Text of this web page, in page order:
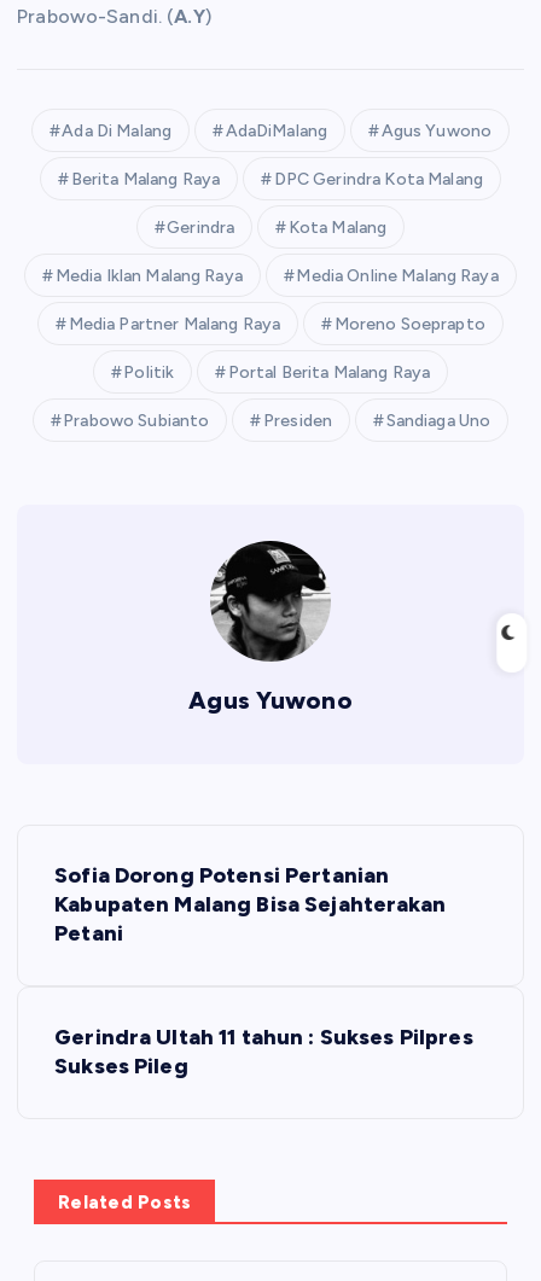
Prabowo-Sandi. (A.Y)
Ada Di Malang AdaDiMalang Agus Yuwono
Berita Malang Raya DPC Gerindra Kota Malang
Gerindra Kota Malang
Media Iklan Malang Raya Media Online Malang Raya
Media Partner Malang Raya Moreno Soeprapto
Politik Portal Berita Malang Raya
Prabowo Subianto Presiden Sandiaga Uno
Agus Yuwono
Sofia Dorong Potensi Pertanian
Kabupaten Malang Bisa Sejahterakan
Petani
Gerindra Ultah 11 tahun : Sukses Pilpres
Sukses Pileg
Related Posts